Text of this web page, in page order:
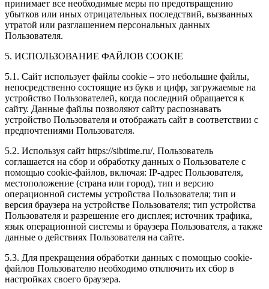
принимает все необходимые меры по предотвращению
убытков или иных отрицательных последствий, вызванных
утратой или разглашением персональных данных
Пользователя.
5. ИСПОЛЬЗОВАНИЕ ФАЙЛОВ COOKIE
5.1. Сайт использует файлы cookie – это небольшие файлы,
непосредственно состоящие из букв и цифр, загружаемые на
устройство Пользователей, когда последний обращается к
сайту. Данные файлы позволяют сайту распознавать
устройство Пользователя и отображать сайт в соответствии с
предпочтениями Пользователя.
5.2. Используя сайт https://sibtime.ru/, Пользователь
соглашается на сбор и обработку данных о Пользователе с
помощью cookie-файлов, включая: IP-адрес Пользователя,
местоположение (страна или город), тип и версию
операционной системы устройства Пользователя; тип и
версия браузера на устройстве Пользователя; тип устройства
Пользователя и разрешение его дисплея; источник трафика,
язык операционной системы и браузера Пользователя, а также
данные о действиях Пользователя на сайте.
5.3. Для прекращения обработки данных с помощью cookie-
файлов Пользователю необходимо отключить их сбор в
настройках своего браузера.